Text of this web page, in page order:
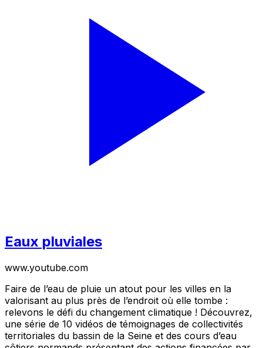
Eaux pluviales
www.youtube.com
Faire de l’eau de pluie un atout pour les villes en la
valorisant au plus près de l’endroit où elle tombe :
relevons le défi du changement climatique ! Découvrez,
une série de 10 vidéos de témoignages de collectivités
territoriales du bassin de la Seine et des cours d’eau